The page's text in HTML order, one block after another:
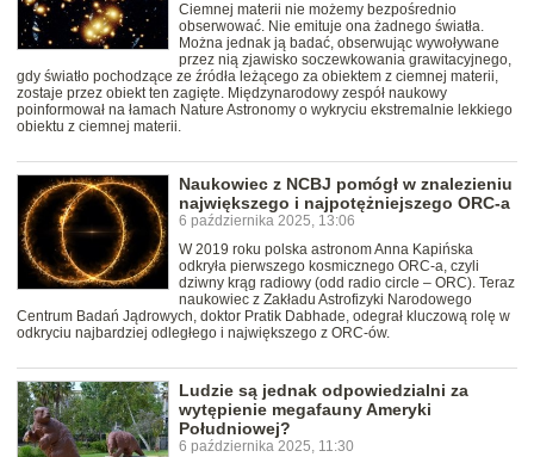
Ciemnej materii nie możemy bezpośrednio
obserwować. Nie emituje ona żadnego światła.
Można jednak ją badać, obserwując wywoływane
przez nią zjawisko soczewkowania grawitacyjnego,
gdy światło pochodzące ze źródła leżącego za obiektem z ciemnej materii,
zostaje przez obiekt ten zagięte. Międzynarodowy zespół naukowy
poinformował na łamach Nature Astronomy o wykryciu ekstremalnie lekkiego
obiektu z ciemnej materii.
Naukowiec z NCBJ pomógł w znalezieniu
największego i najpotężniejszego ORC-a
6 października 2025, 13:06
W 2019 roku polska astronom Anna Kapińska
odkryła pierwszego kosmicznego ORC-a, czyli
dziwny krąg radiowy (odd radio circle – ORC). Teraz
naukowiec z Zakładu Astrofizyki Narodowego
Centrum Badań Jądrowych, doktor Pratik Dabhade, odegrał kluczową rolę w
odkryciu najbardziej odległego i największego z ORC-ów.
Ludzie są jednak odpowiedzialni za
wytępienie megafauny Ameryki
Południowej?
6 października 2025, 11:30